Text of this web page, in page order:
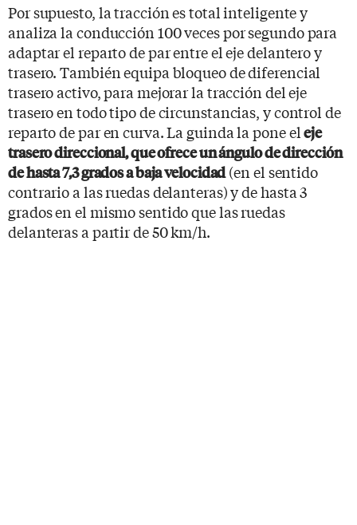
Por supuesto, la tracción es total inteligente y
analiza la conducción 100 veces por segundo para
adaptar el reparto de par entre el eje delantero y
trasero. También equipa bloqueo de diferencial
trasero activo, para mejorar la tracción del eje
trasero en todo tipo de circunstancias, y control de
reparto de par en curva. La guinda la pone eleje
trasero direccional, que ofrece un ángulo de dirección
de hasta 7,3 grados a baja velocidad(en el sentido
contrario a las ruedas delanteras) y de hasta 3
grados en el mismo sentido que las ruedas
delanteras a partir de 50 km/h.